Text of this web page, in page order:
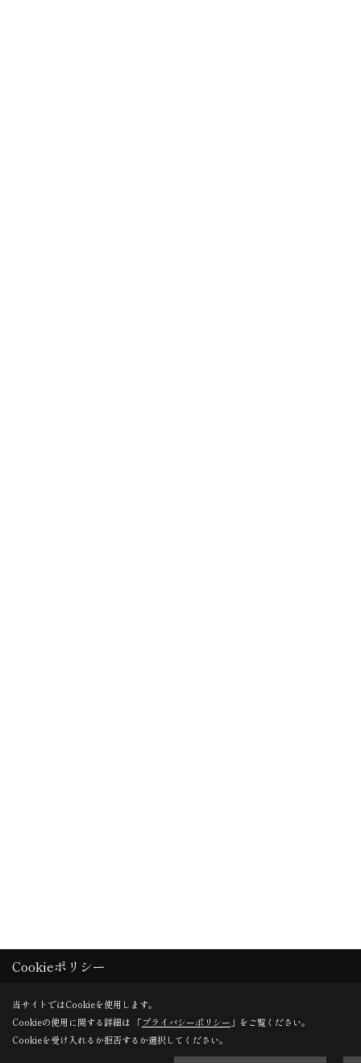
Cookieポリシー
当サイトではCookieを使用します。
Cookieの使用に関する詳細は 「プライバシーポリシー 」をご覧ください。
Cookieを受け入れるか拒否するか選択してください。